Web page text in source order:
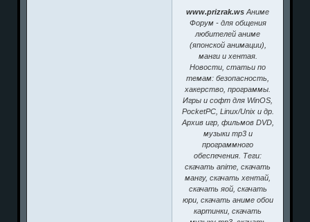
www.prizrak.ws Аниме
Форум - для общения
любителей аниме
(японской анимации),
манги и хентая.
Новости, статьи по
темам: безопасность,
хакерство, программы.
Игры и софт для WinOS,
PocketPC, Linux/Unix и др.
Архив игр, фильмов DVD,
музыки mp3 и
программного
обеспечения. Теги:
скачать anime, скачать
мангу, скачать хентай,
скачать яой, скачать
юри, скачать аниме обои
картинки, скачать